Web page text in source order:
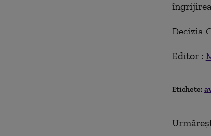
Decizia
Editor :
Etichete: